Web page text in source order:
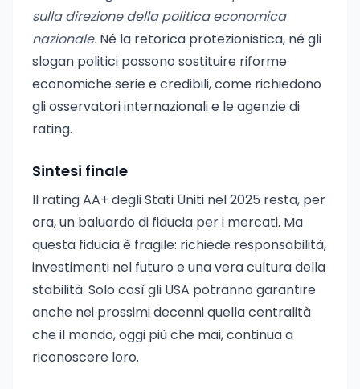
sulla direzione della politica economica
nazionale. Né la retorica protezionistica, né gli
slogan politici possono sostituire riforme
economiche serie e credibili, come richiedono
gli osservatori internazionali e le agenzie di
rating.
Sintesi finale
Il rating AA+ degli Stati Uniti nel 2025 resta, per
ora, un baluardo di fiducia per i mercati. Ma
questa fiducia è fragile: richiede responsabilità,
investimenti nel futuro e una vera cultura della
stabilità. Solo così gli USA potranno garantire
anche nei prossimi decenni quella centralità
che il mondo, oggi più che mai, continua a
riconoscere loro.